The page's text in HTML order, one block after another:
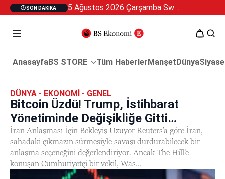
SON DAKIKA 5 Ağustos 2026 Çarşamba Swan Özel 2
AnasayfaBS STORE Tüm HaberlerManşetDünya
DÜNYA - EKONOMI - GENEL
Bitcoin Üzdü! Trump, İstihbarat
Yönetiminde Değişikliğe Gitti…
İran Anlaşması İçin Bekleyiş Uzuyor Reuters’a göre İran,
sahadaki çıkmazın sürmesiyle savaşı durdurabilecek bir
anlaşma seçeneğini değerlendiriyor. Ancak The Hill’e
konuşan Cumhuriyetçi bir vekil, Was...